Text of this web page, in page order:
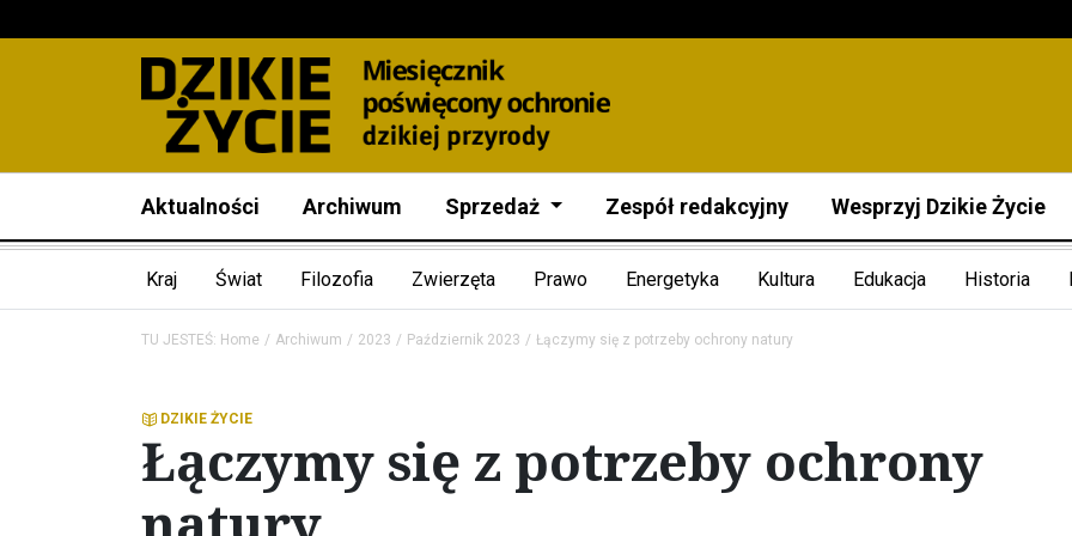
Aktualności Archiwum Sprzedaż Zespół redakcyjny Wesprzyj Dzikie Życie
Kraj Świat Filozofia Zwierzęta Prawo Energetyka Kultura Edukacja Historia
TU JESTEŚ: Home Archiwum 2023 Październik 2023 Łączymy się z potrzeby ochrony natury
DZIKIE ŻYCIE
Łączymy się z potrzeby ochrony